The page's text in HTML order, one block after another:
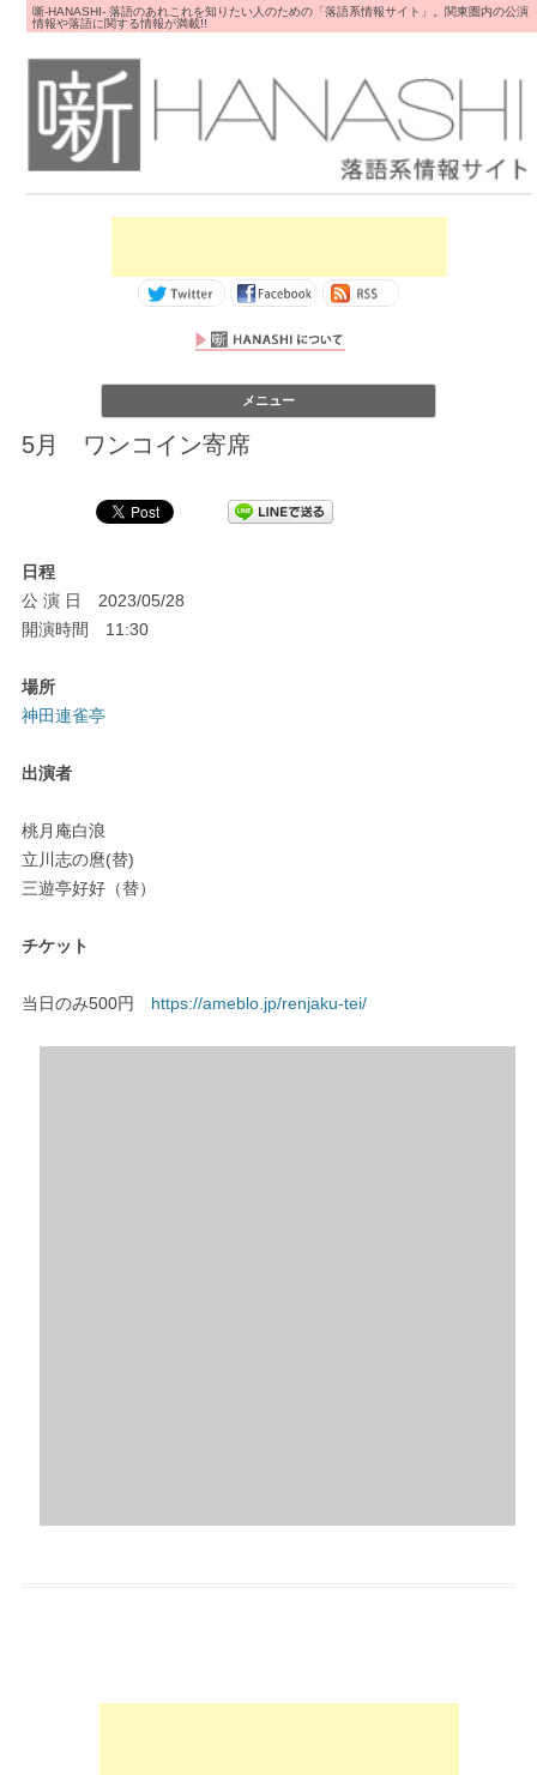
噺-HANASHI- 落語のあれこれを知りたい人のための「落語系情報サイト」。関東圏内の公演
情報や落語に関する情報が満載!!
メニュー
5月 ワンコイン寄席
日程
公 演 日 2023/05/28
開演時間 11:30
場所
神田連雀亭
出演者
桃月庵白浪
立川志の麿(替)
三遊亭好好（替）
チケット
当日のみ500円 https://ameblo.jp/renjaku-tei/